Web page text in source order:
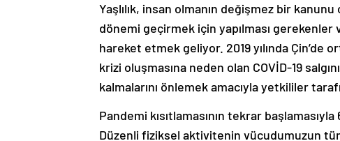
Yaşlılık, insan olmanın değişmez bir
dönemi geçirmek için yapılması gerekenler
hareket etmek geliyor. 2019 yılında Çin’de
krizi oluşmasına neden olan COVİD-19
kalmalarını önlemek amacıyla yetkililer
Pandemi kısıtlamasının tekrar
Düzenli fiziksel aktivitenin vücudumuzun